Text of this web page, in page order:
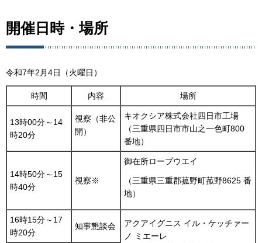
開催日時・場所
令和7年2月4日（火曜日）
時間 内容 場所
13時00分～14
時20分
視察（非公
開）
キオクシア株式会社四日市工場
（三重県四日市市山之一色町800
番地）
14時50分～15
時40分
視察※
御在所ロープウエイ
（三重県三重郡菰野町菰野8625 番
地）
16時15分～17
時20分
知事懇談会
アクアイグニス イル・ケッチァー
ノ ミエーレ